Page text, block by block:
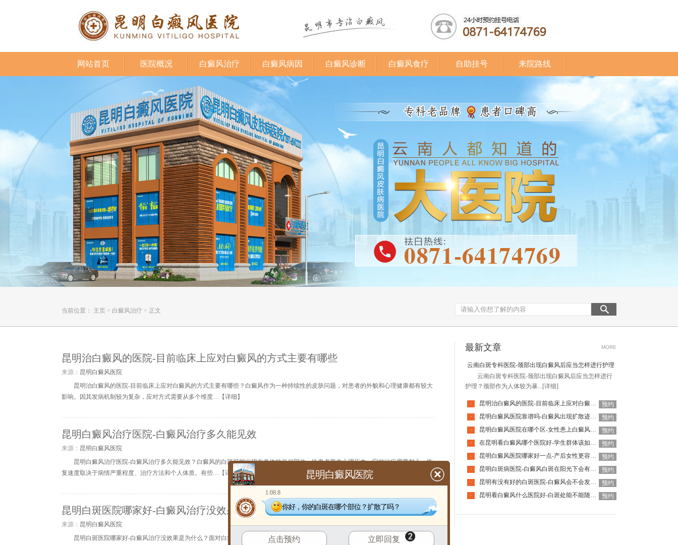
网站首页 医院概况 白癜风治疗 白癜风病因 白癜风诊断 白癜风食疗 自助挂号 来院路线
当前位置： 主页 > 白癜风治疗 > 正文
昆明治白癜风的医院-目前临床上应对白癜风的方式主要有哪些
来源： 昆明白癜风医院
昆明治白癜风的医院-目前临床上应对白癜风的方式主要有哪些？白癜风作为一种持续性的皮肤问题，对患者的外貌和心理健康都有较大
影响。因其发病机制较为复杂，应对方式需要从多个维度…【详细 】
昆明白癜风治疗医院-白癜风治疗多久能见效
来源： 昆明白癜风医院
昆明白癜风治疗医院-白癜风治疗多久能见效？白癜风的白斑可能出现在身体的任何部位，给患者带来心理压力。它的治疗需要耐心，恢
复速度取决于病情严重程度、治疗方法和个人体质。有些…【详细】
昆明白斑医院哪家好-白癜风治疗没效果是为什么
来源： 昆明白癜风医院
昆明白斑医院哪家好-白癜风治疗没效果是为什么？面对白癜风，很多患者都希望能尽快看到治疗效果。这种病的特点是黑色素细胞被破
最新文章 MORE
云南白斑专科医院-颈部出现白癜风后应当怎样进行护理
云南白斑专科医院-颈部出现白癜风后应当怎样进行
护理？颈部作为人体较为暴... [详细]
· 昆明治白癜风的医院-目前临床上应对白癜风的方式主要有哪些
预约
·
昆明白癜风医院靠谱吗-白癜风出现扩散迹象后该如何处理
预约
·
昆明白癜风医院在哪个区-女性患上白癜风后应当怎样科学对待
预约
·
在昆明看白癜风哪个医院好-学生群体该如何预防白癜风找上门
预约
·
昆明白癜风医院哪家好一点-产后女性更容易患上白癜风是什么原因
预约
·
昆明白斑病医院-白癜风白斑在阳光下会有特殊表现吗
预约
·
昆明有没有好的白斑医院-白癜风会不会发展成其他严重皮肤病呢
预约
·
昆明看白癜风什么医院好-白斑处能不能随意抓挠摩擦刺激皮肤呢 预约
昆明白癜风医院
1:08:8
你好，你的白斑在哪个部位？扩散了吗？
点击预约 立即回复